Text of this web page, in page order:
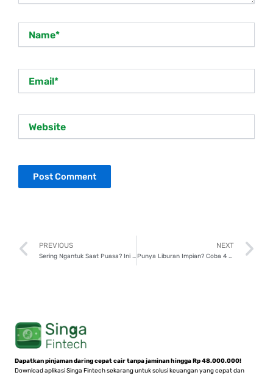
Prev
PREVIOUS
Sering Ngantuk Saat Puasa? Ini 5 Cara agar Tetap Fokus Seharian!
NEXT
Punya Liburan Impian? Coba 4 Cara Cerdas Siapkan Dana Liburan!
Dapatkan pinjaman daring cepat cair tanpa jaminan hingga Rp 48.000.000!
Download aplikasi Singa Fintech sekarang untuk solusi keuangan yang cepat dan